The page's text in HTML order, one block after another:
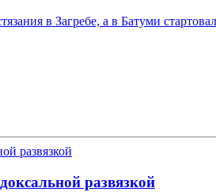
в Загребе, а в Батуми
развязкой